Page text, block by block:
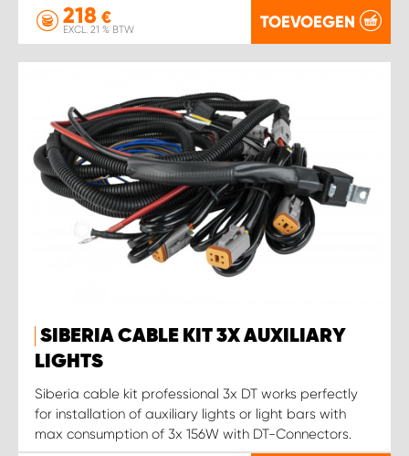
218 €
EXCL. 21 % BTW TOEVOEGEN
SIBERIA CABLE KIT 3X AUXILIARY
LIGHTS
Siberia cable kit professional 3x DT works perfectly
for installation of auxiliary lights or light bars with
max consumption of 3x 156W with DT-Connectors.
WORK SYSTEM NIEUWEGEIN
WORK SYSTEM NIEUWERKERK AAN DEN IJSSEL
WORK SYSTEM OOSTERHOUT
WORK SYSTEM REEUWIJK
WORK SYSTEM RIDDERKERK
WORK SYSTEM SIMPELVELD
WORK SYSTEM WILLEMSTAD
WORK SYSTEM ZIERIKZEE